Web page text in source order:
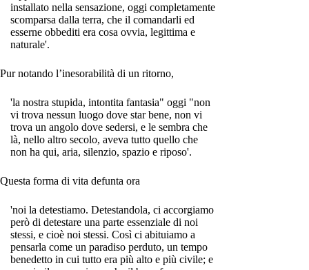
installato nella sensazione, oggi completamente
scomparsa dalla terra, che il comandarli ed
esserne obbediti era cosa ovvia, legittima e
naturale'.
Pur notando l’inesorabilità di un ritorno,
'la nostra stupida, intontita fantasia" oggi "non
vi trova nessun luogo dove star bene, non vi
trova un angolo dove sedersi, e le sembra che
là, nello altro secolo, aveva tutto quello che
non ha qui, aria, silenzio, spazio e riposo'.
Questa forma di vita defunta ora
'noi la detestiamo. Detestandola, ci accorgiamo
però di detestare una parte essenziale di noi
stessi, e cioè noi stessi. Così ci abituiamo a
pensarla come un paradiso perduto, un tempo
benedetto in cui tutto era più alto e più civile; e